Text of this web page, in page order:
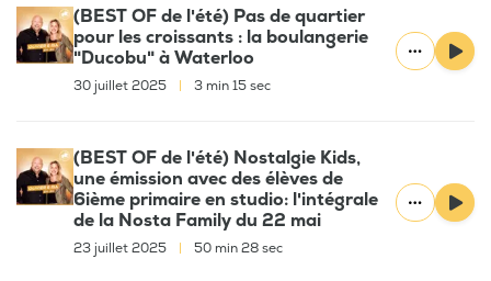
(BEST OF de l'été) Pas de quartier
pour les croissants : la boulangerie
"Ducobu" à Waterloo
30 juillet 2025 3 min 15 sec
(BEST OF de l'été) Nostalgie Kids,
une émission avec des élèves de
6ième primaire en studio: l'intégrale
de la Nosta Family du 22 mai
23 juillet 2025 50 min 28 sec